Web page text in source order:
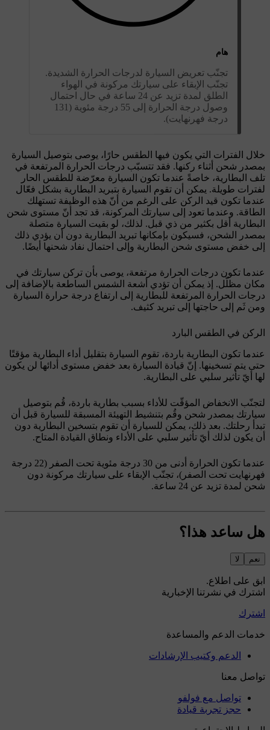
هام
تجنّب تعريض السيارة لدرجات الحرارة الشديدة.
تجنّب الإبقاء على سيارتك مركونة في الهواء
الطلق لمدة تزيد عن 24 ساعة في حال احتمال
وصول درجة الحرارة إلى 55 درجة مئوية (131
درجة فهرنهايت).
خلال الفترات التي يكون فيها الطقس حارًا، يوصى بتوصيل السيارة
بمصدر شحن أثناء ركنها. فقد تتسبّب درجات الحرارة المرتفعة في
تلف البطارية، خاصةً عندما تكون السيارة معرّضة للطقس الحار
لفترات طويلة. يمكن أن تقوم السيارة بتبريد البطارية بشكل فعّال
عندما تكون قيد الركن على الرغم من أنّ هذه الوظيفة تستهلك
الطاقة. وعندما تعود إلى سيارتك المركونة، قد تجد أنّ مستوى شحن
البطارية أقل بكثير من ذي قبل. لذلك، لو بقيت السيارة متصلة
بمصدر الشحن، فسيكون بإمكانها تبريد البطارية دون أن يؤدي ذلك
إلى خفض مستوى شحن البطارية وإلى احتمال نفاد شحنها أيضًا.
عندما تكون درجات الحرارة مرتفعة، يوصى بأن تركن سيارتك في
مكان مظلّل. إذ يمكن أن تؤدي أشعة الشمس الساطعة بالإضافة إلى
درجات الحرارة المرتفعة للبطارية إلى ارتفاع درجة حرارة السيارة
ومن ثَم إلى حاجتها إلى تبريد كثيف.
الركن في الطقس البارد
عندما تكون البطارية باردة، تقوم السيارة بتقليل أداء البطارية مؤقتًا
حتى يتم تسخينها. إنّ قيادة السيارة بعد خفض مستوى أدائها لن يكون
لها أيّ تأثير سلبي على البطارية.
لتجنّب الانخفاض المؤقّت للأداء بسبب بطارية باردة، قُم بتوصيل
سيارتك بمصدر شحن وقُم بتنشيط التهيئة المسبقة للسيارة قبل أن
تبدأ رحلتك. بعد ذلك، يمكن للسيارة أن تقوم بتسخين البطارية دون
أن يكون لذلك أيّ تأثير سلبي على الأداء ونطاق القيادة المتاح.
عندما تكون الحرارة أدنى من 30 درجة مئوية تحت الصفر (22 درجة
فهرنهايت تحت الصفر)، تجنّب الإبقاء على سيارتك مركونة دون
شحن لمدة تزيد عن 24 ساعة.
هل ساعد هذا؟
نعم لا